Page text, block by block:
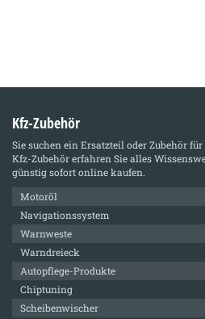
Kfz-Zubehör
Sie suchen ein Ersatzteil oder Zubehör
Kfz-Zubehörerfahren Sie alles
günstig sofort online kaufen.
Motoröl
Navigationssystem
Warnweste
Warndreieck
Autopflege-Produkte
Chiptuning
Scheibenwischer